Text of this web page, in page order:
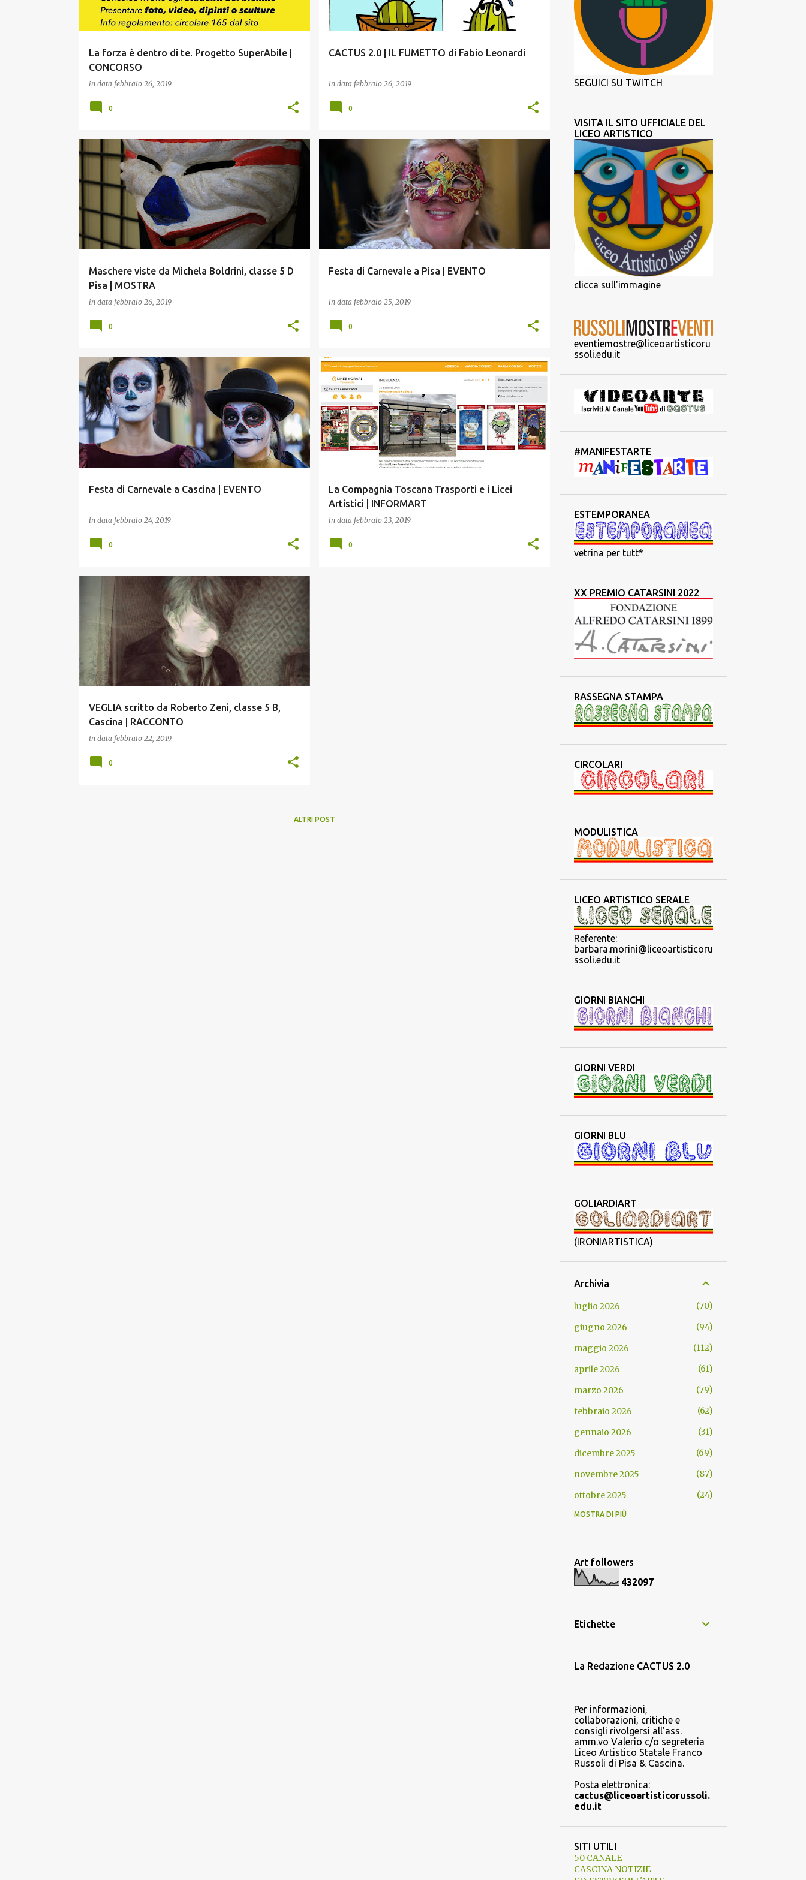
La forza è dentro di te. Progetto SuperAbile |
CONCORSO
in data febbraio 26, 2019
0
CACTUS 2.0 | IL FUMETTO di Fabio Leonardi
in data febbraio 26, 2019
0
Maschere viste da Michela Boldrini, classe 5 D
Pisa | MOSTRA
in data febbraio 26, 2019
MOSTRA PISA
0
Festa di Carnevale a Pisa | EVENTO
in data febbraio 25, 2019
0
Festa di Carnevale a Cascina | EVENTO
in data febbraio 24, 2019
CASCINA. EVENTO
0
La Compagnia Toscana Trasporti e i Licei
Artistici | INFORMART
in data febbraio 23, 2019
CONCORSI INFORMART
0
VEGLIA scritto da Roberto Zeni, classe 5 B,
Cascina | RACCONTO
in data febbraio 22, 2019
CONCORSI
0
ALTRI POST
SEGUICI SU TWITCH
VISITA IL SITO UFFICIALE DEL
LICEO ARTISTICO
clicca sull'immagine
eventiemostre@liceoartisticoru
ssoli.edu.it
#MANIFESTARTE
ESTEMPORANEA
vetrina per tutt*
XX PREMIO CATARSINI 2022
RASSEGNA STAMPA
CIRCOLARI
MODULISTICA
LICEO ARTISTICO SERALE
Referente:
barbara.morini@liceoartisticoru
ssoli.edu.it
GIORNI BIANCHI
GIORNI VERDI
GIORNI BLU
GOLIARDIART
(IRONIARTISTICA)
Archivia
luglio 2026
70
giugno 2026
94
maggio 2026
112
aprile 2026
61
marzo 2026
79
febbraio 2026
62
gennaio 2026
31
dicembre 2025
69
novembre 2025
87
ottobre 2025
24
luglio 2025
maggio 2025
aprile 2025
marzo 2025
90
febbraio 2025
44
dicembre 2024
ottobre 2024
settembre 2024
luglio 2024
114
giugno 2024
maggio 2024
aprile 2024
43
febbraio 2024
gennaio 2024
MOSTRA DI PIÙ
Art followers
432097
Etichette
La Redazione CACTUS 2.0
Per informazioni,
collaborazioni, critiche e
consigli rivolgersi all'ass.
amm.vo Valerio c/o segreteria
Liceo Artistico Statale Franco
Russoli di Pisa & Cascina.
Posta elettronica:
cactus@liceoartisticorussoli.
edu.it
SITI UTILI
50 CANALE
CASCINA NOTIZIE